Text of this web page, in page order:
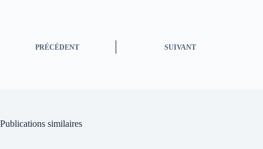
PRÉCÉDENT SUIVANT
Publications similaires